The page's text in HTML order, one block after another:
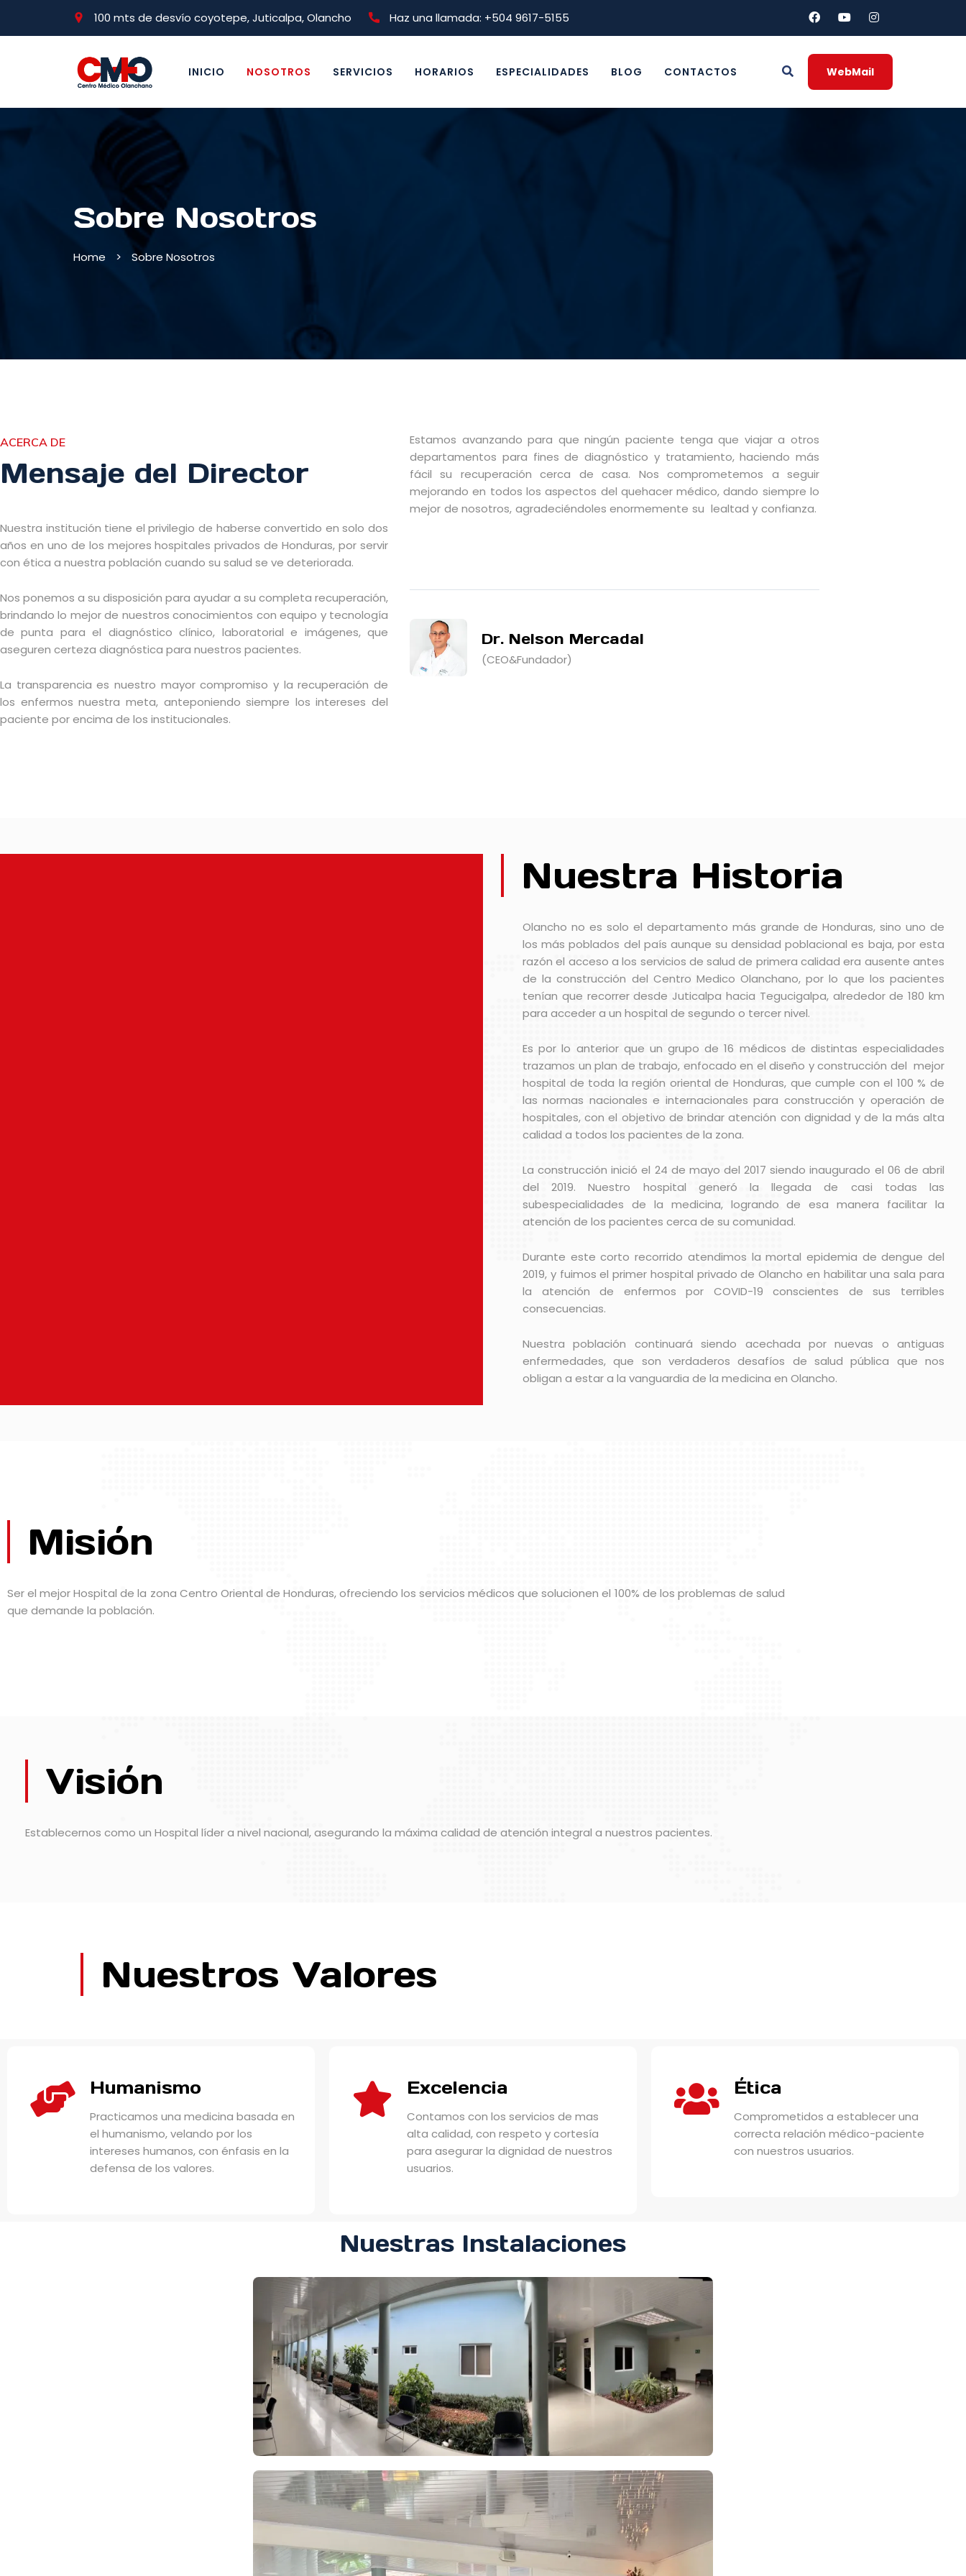
100 mts de desvío coyotepe, Juticalpa, Olancho Haz una llamada: +504 9617-5155
INICIO NOSOTROS SERVICIOS HORARIOS ESPECIALIDADES BLOG CONTACTOS WebMail
Sobre Nosotros
Home > Sobre Nosotros
ACERCA DE
Mensaje del Director
Nuestra institución tiene el privilegio de haberse convertido en solo dos
años en uno de los mejores hospitales privados de Honduras, por servir
con ética a nuestra población cuando su salud se ve deteriorada.
Nos ponemos a su disposición para ayudar a su completa recuperación,
brindando lo mejor de nuestros conocimientos con equipo y tecnología
de punta para el diagnóstico clínico, laboratorial e imágenes, que
aseguren certeza diagnóstica para nuestros pacientes.
La transparencia es nuestro mayor compromiso y la recuperación de
los enfermos nuestra meta, anteponiendo siempre los intereses del
paciente por encima de los institucionales.
Estamos avanzando para que ningún paciente tenga que viajar a otros
departamentos para fines de diagnóstico y tratamiento, haciendo más
fácil su recuperación cerca de casa. Nos comprometemos a seguir
mejorando en todos los aspectos del quehacer médico, dando siempre lo
mejor de nosotros, agradeciéndoles enormemente su lealtad y confianza.
Dr. Nelson Mercadal
(CEO&Fundador)
Nuestra Historia
Olancho no es solo el departamento más grande de Honduras, sino uno de
los más poblados del país aunque su densidad poblacional es baja, por esta
razón el acceso a los servicios de salud de primera calidad era ausente antes
de la construcción del Centro Medico Olanchano, por lo que los pacientes
tenían que recorrer desde Juticalpa hacia Tegucigalpa, alrededor de 180 km
para acceder a un hospital de segundo o tercer nivel.
Es por lo anterior que un grupo de 16 médicos de distintas especialidades
trazamos un plan de trabajo, enfocado en el diseño y construcción del mejor
hospital de toda la región oriental de Honduras, que cumple con el 100 % de
las normas nacionales e internacionales para construcción y operación de
hospitales, con el objetivo de brindar atención con dignidad y de la más alta
calidad a todos los pacientes de la zona.
La construcción inició el 24 de mayo del 2017 siendo inaugurado el 06 de abril
del 2019. Nuestro hospital generó la llegada de casi todas las
subespecialidades de la medicina, logrando de esa manera facilitar la
atención de los pacientes cerca de su comunidad.
Durante este corto recorrido atendimos la mortal epidemia de dengue del
2019, y fuimos el primer hospital privado de Olancho en habilitar una sala para
la atención de enfermos por COVID-19 conscientes de sus terribles
consecuencias.
Nuestra población continuará siendo acechada por nuevas o antiguas
enfermedades, que son verdaderos desafíos de salud pública que nos
obligan a estar a la vanguardia de la medicina en Olancho.
Misión
Ser el mejor Hospital de la zona Centro Oriental de Honduras, ofreciendo los servicios médicos que solucionen el 100% de los problemas de salud
que demande la población.
Visión
Establecernos como un Hospital líder a nivel nacional, asegurando la máxima calidad de atención integral a nuestros pacientes.
Nuestros Valores
Humanismo
Practicamos una medicina basada en
el humanismo, velando por los
intereses humanos, con énfasis en la
defensa de los valores.
Excelencia
Contamos con los servicios de mas
alta calidad, con respeto y cortesía
para asegurar la dignidad de nuestros
usuarios.
Ética
Comprometidos a establecer una
correcta relación médico-paciente
con nuestros usuarios.
Nuestras Instalaciones